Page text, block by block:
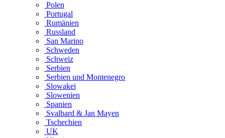
Polen
Portugal
Rumänien
Russland
San Marino
Schweden
Schweiz
Serbien
Serbien und Montenegro
Slowakei
Slowenien
Spanien
Svalbard & Jan Mayen
Tschechien
UK